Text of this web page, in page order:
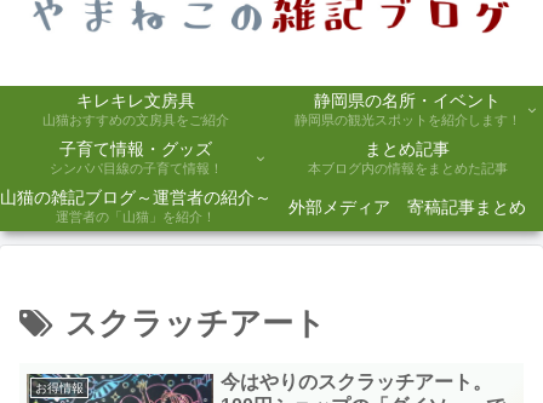
キレキレ文房具
山猫おすすめの文房具をご紹介
静岡県の名所・イベント
静岡県の観光スポットを紹介します！
子育て情報・グッズ
シンパパ目線の子育て情報！
まとめ記事
本ブログ内の情報をまとめた記事
山猫の雑記ブログ～運営者の紹介～
運営者の「山猫」を紹介！ 外部メディア 寄稿記事まとめ
スクラッチアート
お得情報
今はやりのスクラッチアート。